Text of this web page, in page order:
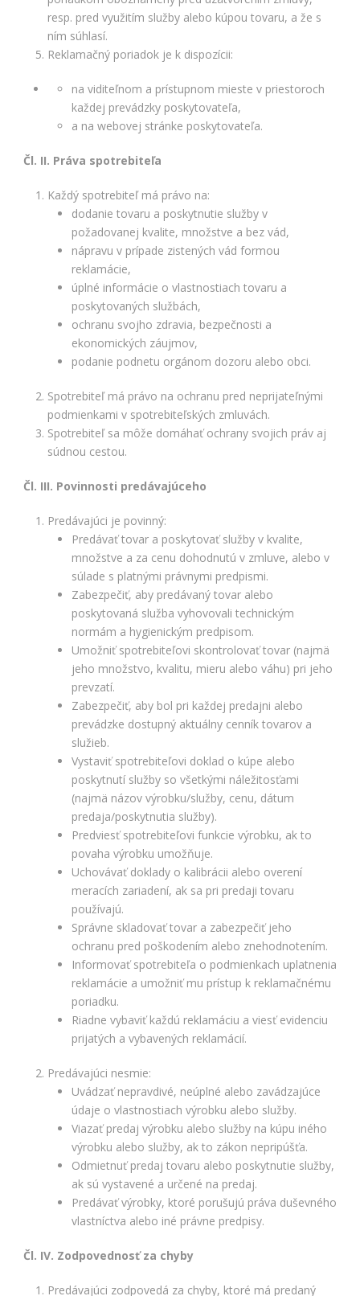
resp. pred využitím služby alebo kúpou tovaru, a že s
ním súhlasí.
Reklamačný poriadok je k dispozícii:
na viditeľnom a prístupnom mieste v priestoroch
každej prevádzky poskytovateľa,
a na webovej stránke poskytovateľa.
Čl. II. Práva spotrebiteľa
Každý spotrebiteľ má právo na:
dodanie tovaru a poskytnutie služby v
požadovanej kvalite, množstve a bez vád,
nápravu v prípade zistených vád formou
reklamácie,
úplné informácie o vlastnostiach tovaru a
poskytovaných službách,
ochranu svojho zdravia, bezpečnosti a
ekonomických záujmov,
podanie podnetu orgánom dozoru alebo obci.
Spotrebiteľ má právo na ochranu pred neprijateľnými
podmienkami v spotrebiteľských zmluvách.
Spotrebiteľ sa môže domáhať ochrany svojich práv aj
súdnou cestou.
Čl. III. Povinnosti predávajúceho
Predávajúci je povinný:
Predávať tovar a poskytovať služby v kvalite,
množstve a za cenu dohodnutú v zmluve, alebo v
súlade s platnými právnymi predpismi.
Zabezpečiť, aby predávaný tovar alebo
poskytovaná služba vyhovovali technickým
normám a hygienickým predpisom.
Umožniť spotrebiteľovi skontrolovať tovar (najmä
jeho množstvo, kvalitu, mieru alebo váhu) pri jeho
prevzatí.
Zabezpečiť, aby bol pri každej predajni alebo
prevádzke dostupný aktuálny cenník tovarov a
služieb.
Vystaviť spotrebiteľovi doklad o kúpe alebo
poskytnutí služby so všetkými náležitosťami
(najmä názov výrobku/služby, cenu, dátum
predaja/poskytnutia služby).
Predviesť spotrebiteľovi funkcie výrobku, ak to
povaha výrobku umožňuje.
Uchovávať doklady o kalibrácii alebo overení
meracích zariadení, ak sa pri predaji tovaru
používajú.
Správne skladovať tovar a zabezpečiť jeho
ochranu pred poškodením alebo znehodnotením.
Informovať spotrebiteľa o podmienkach uplatnenia
reklamácie a umožniť mu prístup k reklamačnému
poriadku.
Riadne vybaviť každú reklamáciu a viesť evidenciu
prijatých a vybavených reklamácií.
Predávajúci nesmie:
Uvádzať nepravdivé, neúplné alebo zavádzajúce
údaje o vlastnostiach výrobku alebo služby.
Viazať predaj výrobku alebo služby na kúpu iného
výrobku alebo služby, ak to zákon nepripúšťa.
Odmietnuť predaj tovaru alebo poskytnutie služby,
ak sú vystavené a určené na predaj.
Predávať výrobky, ktoré porušujú práva duševného
vlastníctva alebo iné právne predpisy.
Čl. IV. Zodpovednosť za chyby
Predávajúci zodpovedá za chyby, ktoré má predaný
anonymne.
návštevnosti,
obsahu;
Právny
základ:
súhlas
Používateľská
spokojnosť
Aby naša
stránka počas
najlepšie. Ak
cookie
niektoré
funkcie z
stránky
zmiznú.
relevantnej
reklamy a meranie
úspešnosti našich
reklamných
kampaní. Tieto
cookies môžu byť
nastavené aj
partnermi, ako je
Google. Účel:
personalizovaných
reklám; Právny
základ: súhlas